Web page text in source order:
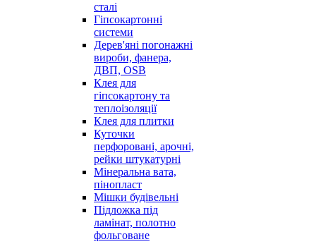
сталі
Гіпсокартонні
системи
Дерев'яні погонажні
вироби, фанера,
ДВП, OSB
Клея для
гіпсокартону та
теплоізоляції
Клея для плитки
Куточки
перфоровані, арочні,
рейки штукатурні
Мінеральна вата,
пінопласт
Мішки будівельні
Підложка під
ламінат, полотно
фольговане